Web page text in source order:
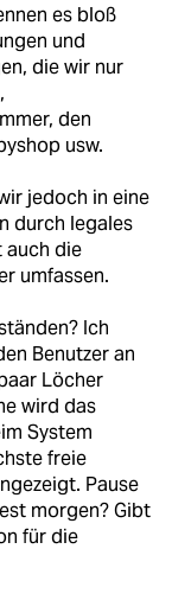
es bloß
und
die wir nur
den
usw.
jedoch in eine
durch legales
auch die
umfassen.
Ich
Benutzer an
Löcher
wird das
System
freie
Pause
morgen? Gibt
für die